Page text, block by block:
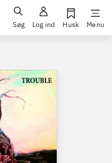
Søg Log ind Husk Menu